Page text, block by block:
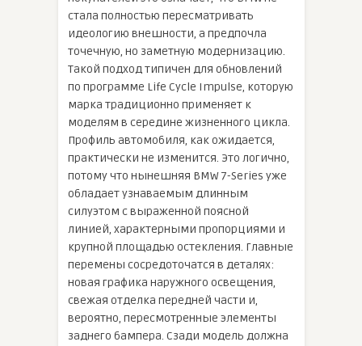
стала полностью пересматривать
идеологию внешности, а предпочла
точечную, но заметную модернизацию.
Такой подход типичен для обновлений
по программе Life Cycle Impulse, которую
марка традиционно применяет к
моделям в середине жизненного цикла.
Профиль автомобиля, как ожидается,
практически не изменится. Это логично,
потому что нынешняя BMW 7-Series уже
обладает узнаваемым длинным
силуэтом с выраженной поясной
линией, характерными пропорциями и
крупной площадью остекления. Главные
перемены сосредоточатся в деталях:
новая графика наружного освещения,
свежая отделка передней части и,
вероятно, пересмотренные элементы
заднего бампера. Сзади модель должна